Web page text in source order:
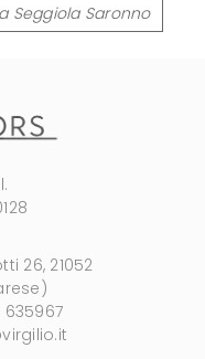
Seggiola Saronno
26, 21052
635967